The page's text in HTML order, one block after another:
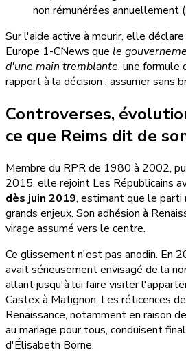
non rémunérées annuellement
Sur l'aide active à mourir, elle
Europe 1-CNews que le
d'une main tremblante, une formule
rapport à la décision : assumer sans
Controverses,
ce que Reims dit de
Membre du RPR de 1980 à 2002,
2015, elle rejoint Les Républicains
dès juin 2019, estimant que le parti
grands enjeux. Son adhésion à
virage assumé vers le centre.
Ce glissement n'est pas anodin. En
avait sérieusement envisagé de la
allant jusqu'à lui faire visiter
Castex à Matignon. Les réticences
Renaissance, notamment en raison
au mariage pour tous, conduisent
d'Élisabeth Borne.